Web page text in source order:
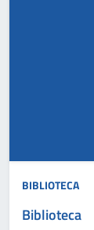
BIBLIOTECA
Biblioteca